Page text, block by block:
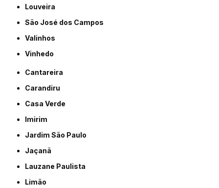
Louveira
São José dos Campos
Valinhos
Vinhedo
Cantareira
Carandiru
Casa Verde
Imirim
Jardim São Paulo
Jaçanã
Lauzane Paulista
Limão